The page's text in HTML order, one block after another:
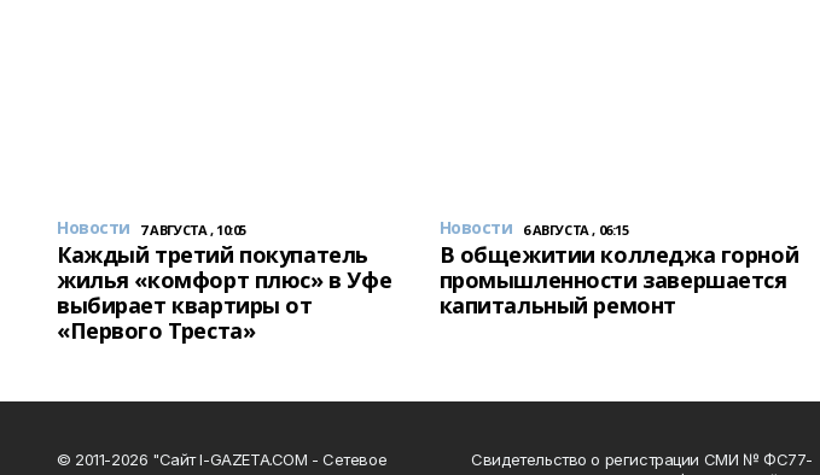
Новости 7 АВГУСТА , 10:05
Каждый третий покупатель
жилья «комфорт плюс» в Уфе
выбирает квартиры от
«Первого Треста»
Новости 6 АВГУСТА , 06:15
В общежитии колледжа горной
промышленности завершается
капитальный ремонт
© 2011-2026 "Сайт I-GAZETA.COM - Сетевое
Свидетельство о регистрации СМИ № ФС77-